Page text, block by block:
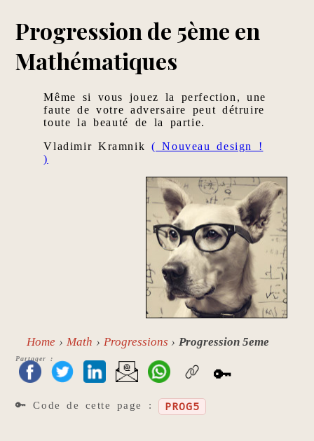
Progression de 5ème en
Mathématiques
Même si vous jouez la perfection, une
faute de votre adversaire peut détruire
toute la beauté de la partie.
Vladimir Kramnik ( Nouveau design !
)
Home Math Progressions Progression 5eme
Partager :
🔑
🔑 Code de cette page : PROG5